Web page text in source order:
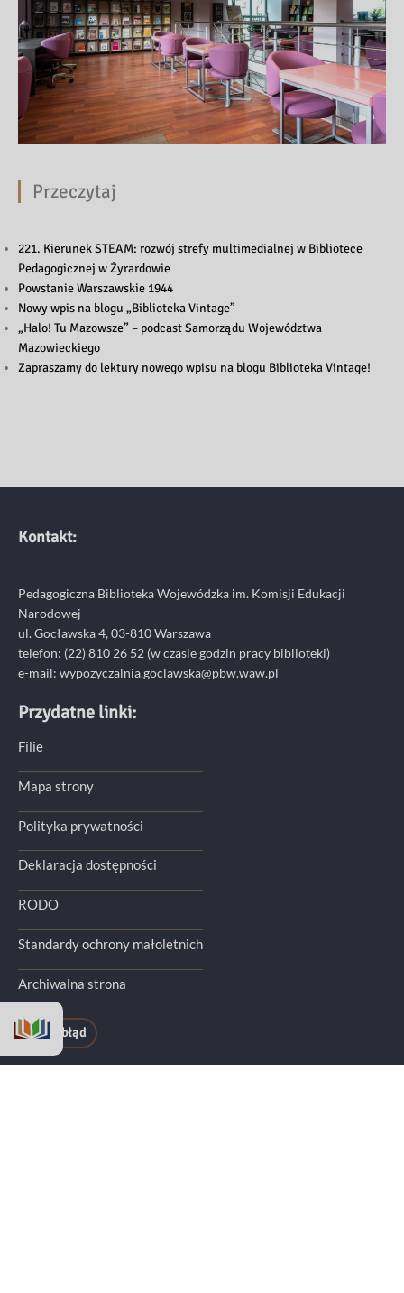
Przeczytaj
221. Kierunek STEAM: rozwój strefy multimedialnej w Bibliotece
Pedagogicznej w Żyrardowie
Powstanie Warszawskie 1944
Nowy wpis na blogu „Biblioteka Vintage”
„Halo! Tu Mazowsze” – podcast Samorządu Województwa
Mazowieckiego
Zapraszamy do lektury nowego wpisu na blogu Biblioteka Vintage!
Kontakt:
Pedagogiczna Biblioteka Wojewódzka im. Komisji Edukacji
Narodowej
ul. Gocławska 4, 03-810 Warszawa
telefon: (22) 810 26 52 (w czasie godzin pracy biblioteki)
e-mail: wypozyczalnia.goclawska@pbw.waw.pl
Przydatne linki:
Filie
Mapa strony
Polityka prywatności
Deklaracja dostępności
RODO
Standardy ochrony małoletnich
Archiwalna strona
Zgłoś błąd